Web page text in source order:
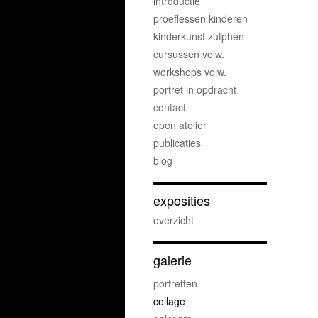
proeflessen kinderen
kinderkunst zutphen
cursussen volw.
workshops volw.
portret in opdracht
contact
open atelier
publicaties
blog
exposities
overzicht
galerie
portretten
collage